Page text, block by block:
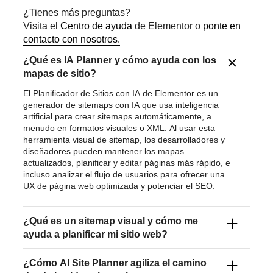
¿Tienes más preguntas?
Visita el Centro de ayudade Elementor o ponte en
contacto con nosotros.
¿Qué es IA Planner y cómo ayuda con los
mapas de sitio?
El Planificador de Sitios con IA de Elementor es un
generador de sitemaps con IA que usa inteligencia
artificial para crear sitemaps automáticamente, a
menudo en formatos visuales o XML. Al usar esta
herramienta visual de sitemap, los desarrolladores y
diseñadores pueden mantener los mapas
actualizados, planificar y editar páginas más rápido, e
incluso analizar el flujo de usuarios para ofrecer una
UX de página web optimizada y potenciar el SEO.
¿Qué es un sitemap visual y cómo me
ayuda a planificar mi sitio web?
flujo de las páginas. Con un simple prompt de texto,
¿Cómo AI Site Planner agiliza el camino